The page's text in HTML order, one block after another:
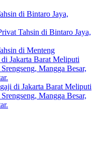
di Bintaro Jaya,
Tahsin di Bintaro Jaya,
di Menteng
Jakarta Barat Meliputi
Mangga Besar,
di Jakarta Barat Meliputi
Mangga Besar,